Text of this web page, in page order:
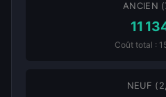
ANCIEN
11
Coût total :
NEUF